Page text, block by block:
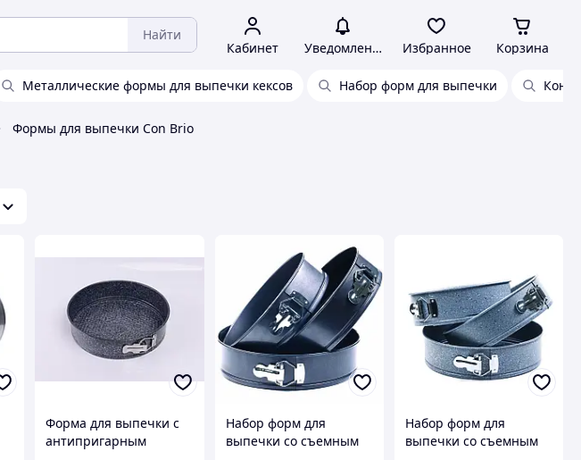
Найти
Кабинет Уведомления Избранное Корзина
Металлические формы для выпечки кексов Набор форм для выпечки
Формы для выпечки Con Brio
Форма для выпечки с
антипригарным
Набор форм для
выпечки со съемным
Набор форм для
выпечки со съемным